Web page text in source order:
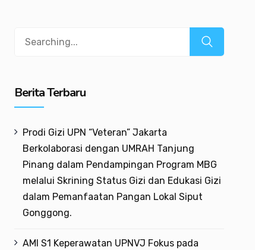
Berita Terbaru
Prodi Gizi UPN “Veteran” Jakarta
Berkolaborasi dengan UMRAH Tanjung
Pinang dalam Pendampingan Program MBG
melalui Skrining Status Gizi dan Edukasi Gizi
dalam Pemanfaatan Pangan Lokal Siput
Gonggong.
AMI S1 Keperawatan UPNVJ Fokus pada